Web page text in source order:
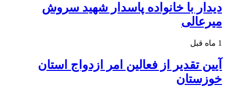
دیدار با خانواده پاسدار شهید سروش
میرعالی
1 ماه قبل
آیین تقدیر از فعالین امر ازدواج استان
خوزستان